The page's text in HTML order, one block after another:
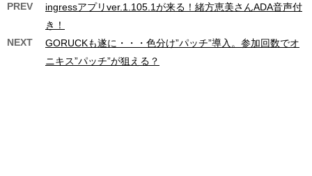
PREV
ingressアプリver.1.105.1が来る！緒方恵美さんADA音声付
き！
NEXT
GORUCKも遂に・・・色分け”パッチ”導入。参加回数でオ
ニキス”パッチ”が狙える？